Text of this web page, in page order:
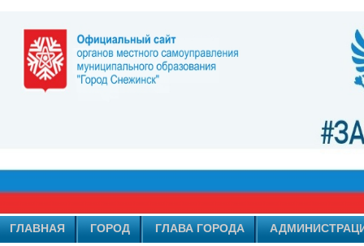
ГЛАВНАЯ ГОРОД ГЛАВА ГОРОДА